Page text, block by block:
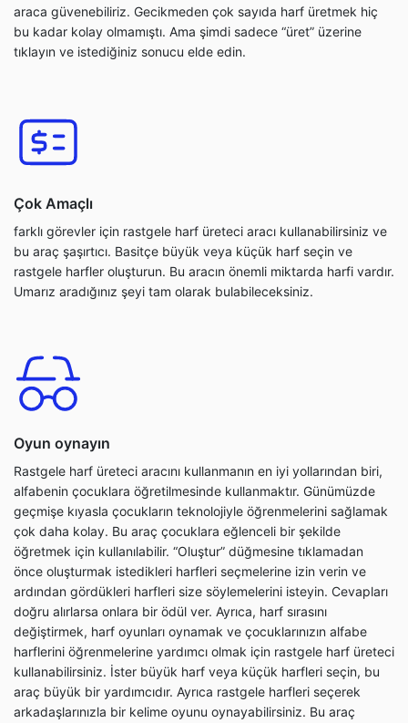
araca güvenebiliriz. Gecikmeden çok sayıda harf üretmek hiç
bu kadar kolay olmamıştı. Ama şimdi sadece “üret” üzerine
tıklayın ve istediğiniz sonucu elde edin.
Çok Amaçlı
farklı görevler için rastgele harf üreteci aracı kullanabilirsiniz ve
bu araç şaşırtıcı. Basitçe büyük veya küçük harf seçin ve
rastgele harfler oluşturun. Bu aracın önemli miktarda harfi vardır.
Umarız aradığınız şeyi tam olarak bulabileceksiniz.
Oyun oynayın
Rastgele harf üreteci aracını kullanmanın en iyi yollarından biri,
alfabenin çocuklara öğretilmesinde kullanmaktır. Günümüzde
geçmişe kıyasla çocukların teknolojiyle öğrenmelerini sağlamak
çok daha kolay. Bu araç çocuklara eğlenceli bir şekilde
öğretmek için kullanılabilir. “Oluştur” düğmesine tıklamadan
önce oluşturmak istedikleri harfleri seçmelerine izin verin ve
ardından gördükleri harfleri size söylemelerini isteyin. Cevapları
doğru alırlarsa onlara bir ödül ver. Ayrıca, harf sırasını
değiştirmek, harf oyunları oynamak ve çocuklarınızın alfabe
harflerini öğrenmelerine yardımcı olmak için rastgele harf üreteci
kullanabilirsiniz. İster büyük harf veya küçük harfleri seçin, bu
araç büyük bir yardımcıdır. Ayrıca rastgele harfleri seçerek
arkadaşlarınızla bir kelime oyunu oynayabilirsiniz. Bu araç